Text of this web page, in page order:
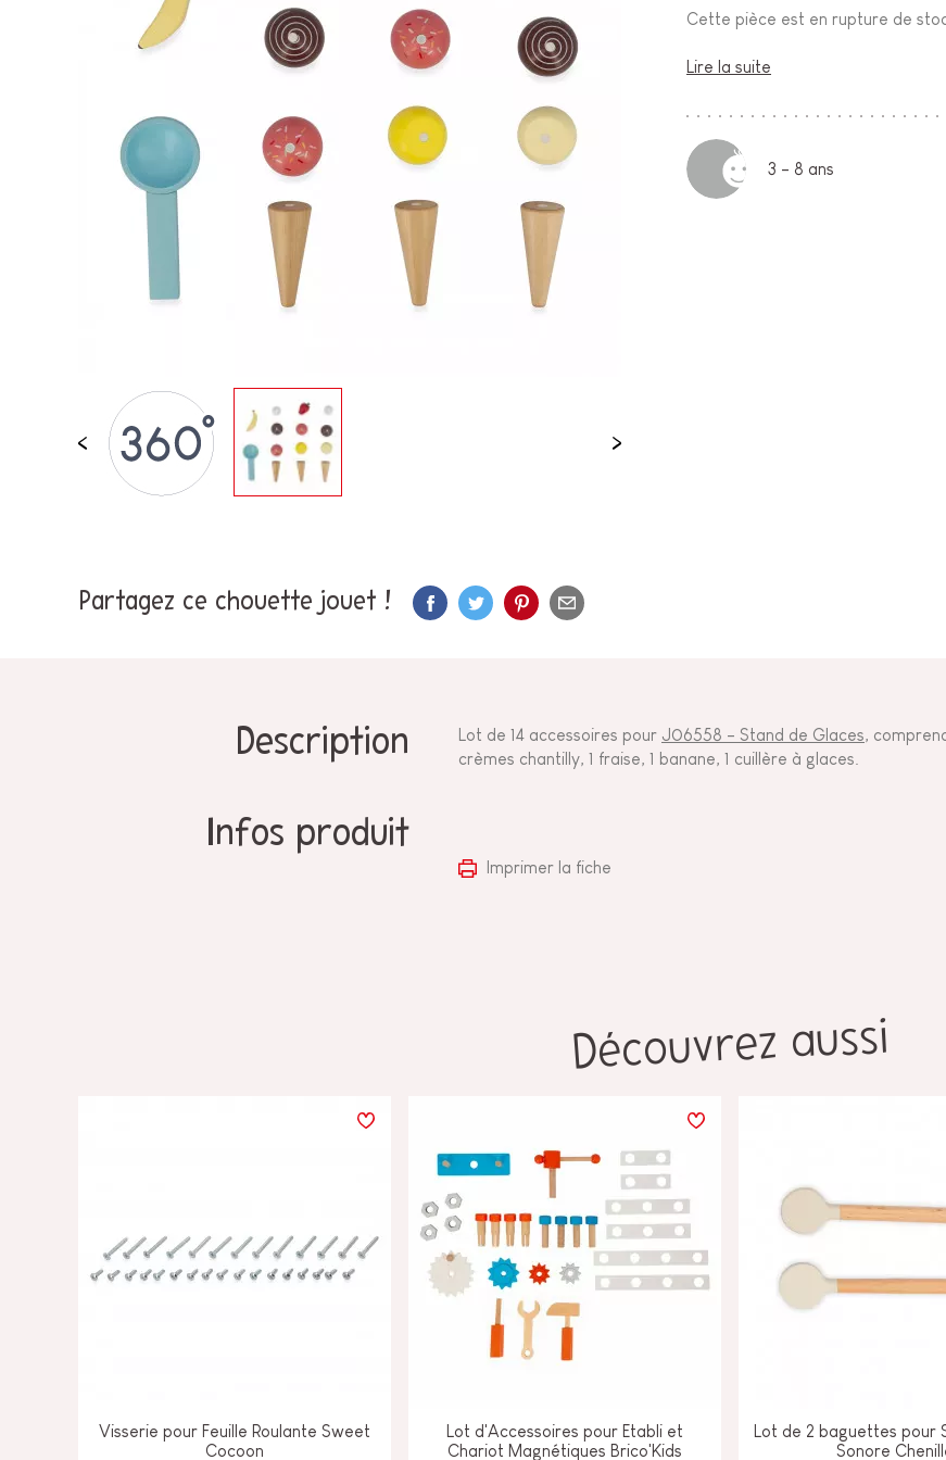
JOUETS D'ÉVEIL
IMAGINATION
TABLEAUX, MOBILIER &
DECO
Cette pièce est en rupture de
Lire la suite
3 - 8 ans
Partagez ce chouette jouet !
Description Lot de 14 accessoires pour J06558 - Stand de Glaces,
crèmes chantilly, 1 fraise, 1 banane, 1 cuillère à glaces.
Infos produit
Imprimer la fiche
Découvrez aussi
Visserie pour Feuille Roulante Sweet
Cocoon
Lot d'Accessoires pour Etabli et
Chariot Magnétiques Brico'Kids
Lot de 2 baguettes pour
Sonore